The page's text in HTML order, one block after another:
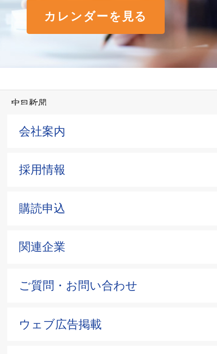
カレンダーを見る
会社案内
採用情報
購読申込
関連企業
ご質問・お問い合わせ
ウェブ広告掲載